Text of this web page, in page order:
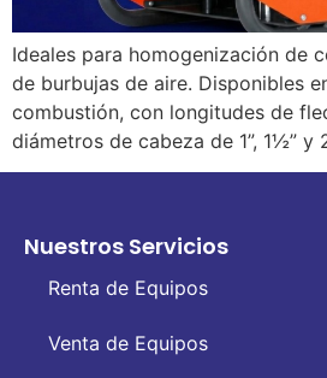
Ideales para homogenización de
de burbujas de aire. Disponibles
combustión, con longitudes de
diámetros de cabeza de 1”, 1½” y
Nuestros Servicios
Renta de Equipos
Venta de Equipos